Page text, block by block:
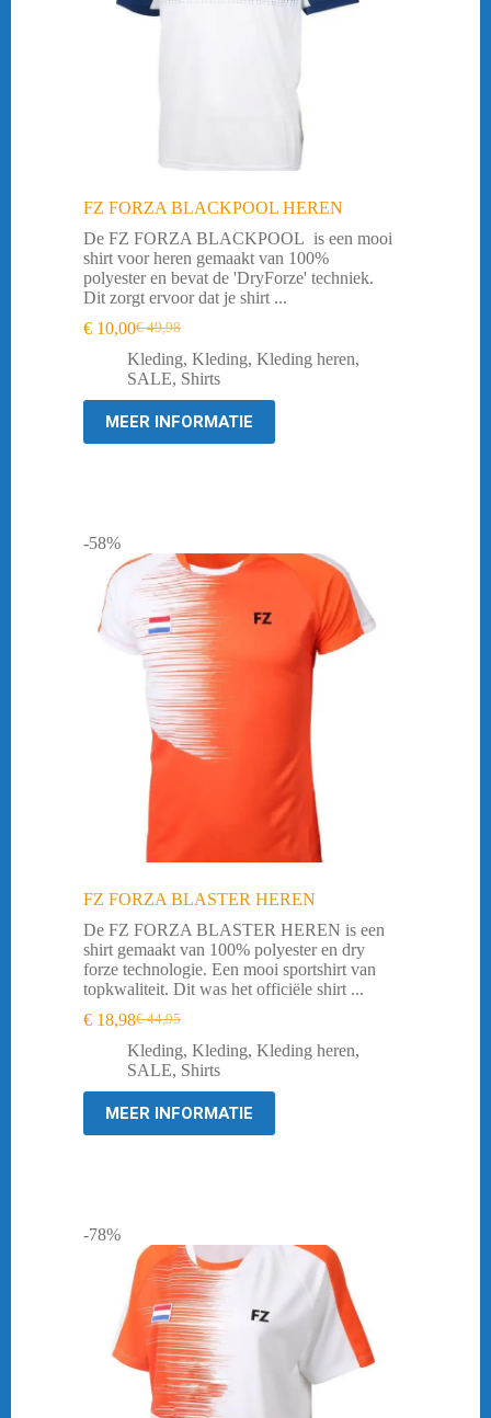
FZ FORZA BLACKPOOL HEREN
De FZ FORZA BLACKPOOL is een mooi
shirt voor heren gemaakt van 100%
polyester en bevat de 'DryForze' techniek.
Dit zorgt ervoor dat je shirt ...
€49,98
Oorspronkelijke
prijs
was:
€ 10,00Huidige
prijs
is:
Kleding, Kleding, Kleding heren,
SALE, Shirts
MEER INFORMATIE
-58%
FZ FORZA BLASTER HEREN
De FZ FORZA BLASTER HEREN is een
shirt gemaakt van 100% polyester en dry
forze technologie. Een mooi sportshirt van
topkwaliteit. Dit was het officiële shirt ...
€44,95
Oorspronkelijke
prijs
was:
€ 18,98Huidige
prijs
is:
Kleding, Kleding, Kleding heren,
SALE, Shirts
MEER INFORMATIE
-78%